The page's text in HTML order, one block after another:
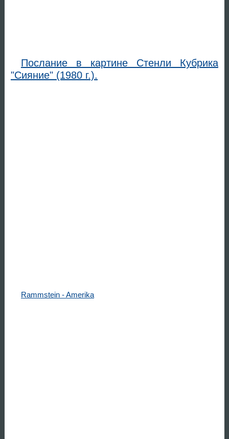
Послание в картине Стенли Кубрика
"Сияние" (1980 г.).
Rammstein - Amerika